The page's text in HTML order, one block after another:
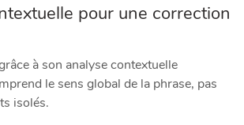
pour une correction
à son analyse contextuelle
le sens global de la phrase, pas
isolés.